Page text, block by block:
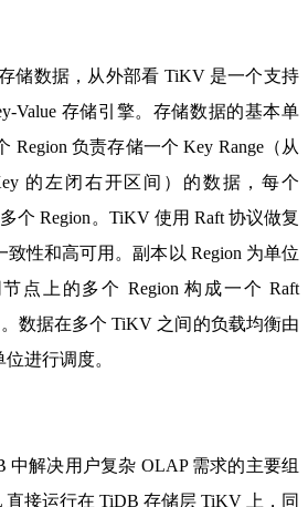
储数据，从外部看 TiKV 是一个支持
Value 存储引擎。 存储数据的基本单
Region 负责存储一个 Key Range（从
的左闭右开区间）的数据，每个
个 Region。 TiKV 使用 Raft 协议做复
致性和高可用。副本以 Region 为单位
点上的多个 Region 构成一个 Raft
数据在多个 TiKV 之间的负载均衡由
进行调度。
中解决用户复杂 OLAP 需求的主要组
直接运行在 TiDB 存储层 TiKV 上，同